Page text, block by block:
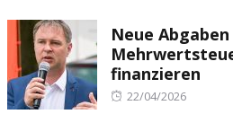
Neue
finanzieren
Posted
22/04/2026